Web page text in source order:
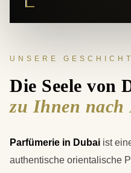
UNSERE
Die Seele von
zu Ihnen nach
Parfümerie in Dubai ist
authentische orientalische